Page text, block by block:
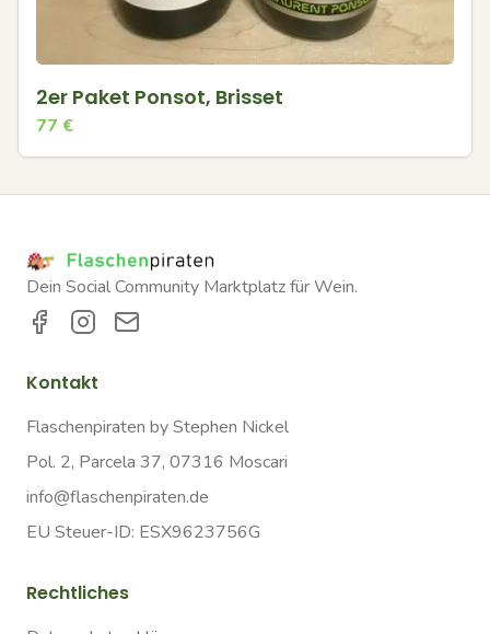
2er Paket Ponsot, Brisset
77 €
Dein Social Community Marktplatz für Wein.
Kontakt
Flaschenpiraten by Stephen Nickel
Pol. 2, Parcela 37, 07316 Moscari
info@flaschenpiraten.de
EU Steuer-ID: ESX9623756G
Rechtliches